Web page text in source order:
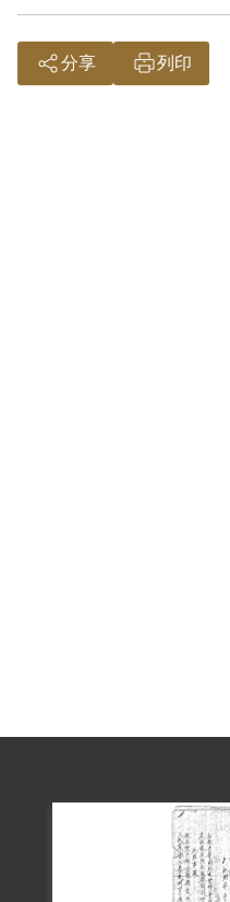
2018年12月經促
分享 列印